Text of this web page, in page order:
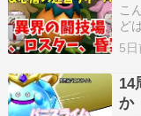
こ
ど
ヒ
盛
8
画
5日
14
か